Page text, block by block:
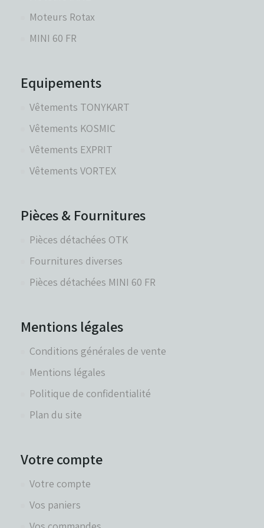
Moteurs Rotax
MINI 60 FR
Equipements
Vêtements TONYKART
Vêtements KOSMIC
Vêtements EXPRIT
Vêtements VORTEX
Pièces & Fournitures
Pièces détachées OTK
Fournitures diverses
Pièces détachées MINI 60 FR
Mentions légales
Conditions générales de vente
Mentions légales
Politique de confidentialité
Plan du site
Votre compte
Votre compte
Vos paniers
Pièces détachées Rotax